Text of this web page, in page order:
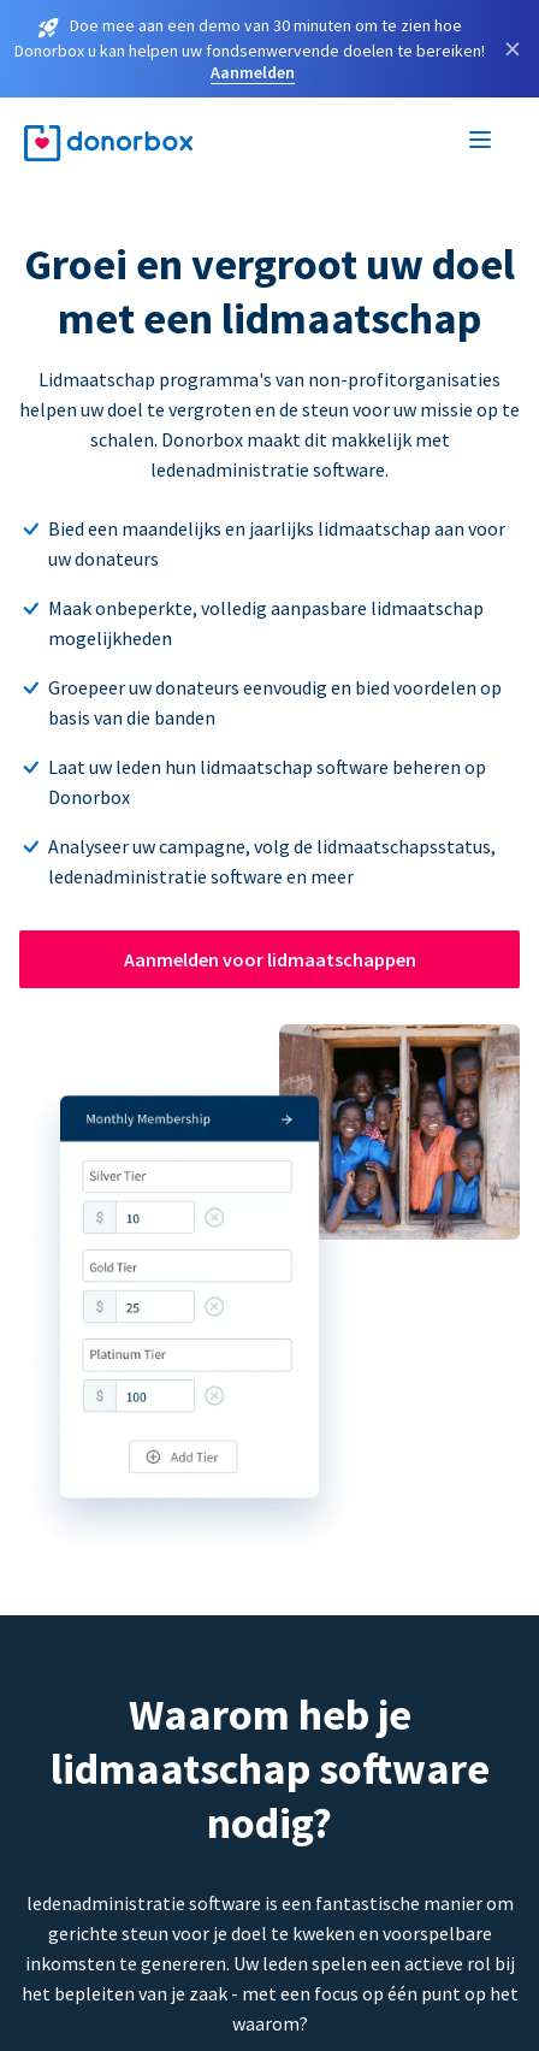
Doe mee aan een demo van 30 minuten om te zien hoe
Donorbox u kan helpen uw fondsenwervende doelen te bereiken!
Aanmelden
×
Groei en vergroot uw doel
met een lidmaatschap
Lidmaatschap programma's van non-profitorganisaties
helpen uw doel te vergroten en de steun voor uw missie op te
schalen. Donorbox maakt dit makkelijk met
ledenadministratie software.
Bied een maandelijks en jaarlijks lidmaatschap aan voor
uw donateurs
Maak onbeperkte, volledig aanpasbare lidmaatschap
mogelijkheden
Groepeer uw donateurs eenvoudig en bied voordelen op
basis van die banden
Laat uw leden hun lidmaatschap software beheren op
Donorbox
Analyseer uw campagne, volg de lidmaatschapsstatus,
ledenadministratie software en meer
Aanmelden voor lidmaatschappen
Waarom heb je
lidmaatschap software
nodig?
ledenadministratie software is een fantastische manier om
gerichte steun voor je doel te kweken en voorspelbare
inkomsten te genereren. Uw leden spelen een actieve rol bij
het bepleiten van je zaak - met een focus op één punt op het
waarom?